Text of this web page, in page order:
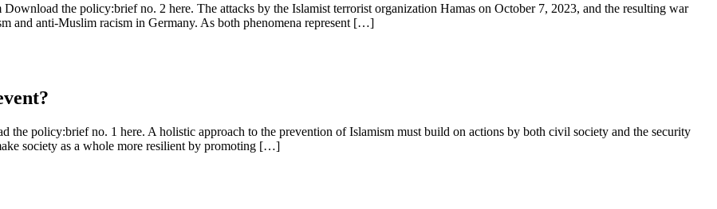
the policy:brief no. 2 here. The attacks by the Islamist terrorist organization Hamas on October 7, 2023, and the resulting war
and anti-Muslim racism in Germany. As both phenomena represent […]
policy:brief no. 1 here. A holistic approach to the prevention of Islamism must build on actions by both civil society and the security
society as a whole more resilient by promoting […]